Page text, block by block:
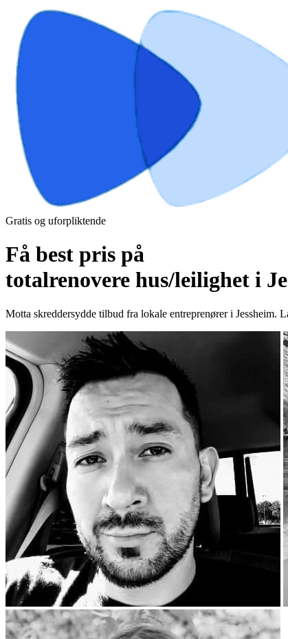
Gratis og uforpliktende
Få best pris på
totalrenovere hus/leilighet i
Motta skreddersydde tilbud fra lokale entreprenører i Jessheim.